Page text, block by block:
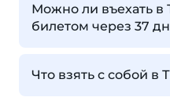
Можно ли въехать в
билетом через 37
Что взять с собой в